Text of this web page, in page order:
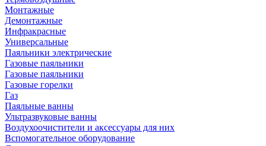
Монтажные
Демонтажные
Инфракрасные
Универсальные
Паяльники электрические
Газовые паяльники
Газовые паяльники
Газовые горелки
Газ
Паяльные ванны
Ультразвуковые ванны
Воздухоочистители и аксессуары для них
Вспомогательное оборудование